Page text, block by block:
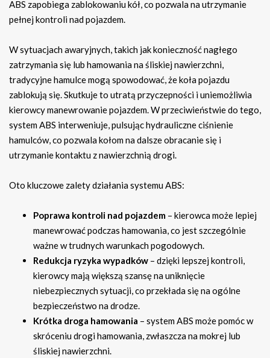
ABS zapobiega zablokowaniu kół, co pozwala na utrzymanie
pełnej kontroli nad pojazdem.
W sytuacjach awaryjnych, takich jak konieczność nagłego
zatrzymania się lub hamowania na śliskiej nawierzchni,
tradycyjne hamulce mogą spowodować, że koła pojazdu
zablokują się. Skutkuje to utratą przyczepności i uniemożliwia
kierowcy manewrowanie pojazdem. W przeciwieństwie do tego,
system ABS interweniuje, pulsując hydrauliczne ciśnienie
hamulców, co pozwala kołom na dalsze obracanie się i
utrzymanie kontaktu z nawierzchnią drogi.
Oto kluczowe zalety działania systemu ABS:
Poprawa kontroli nad pojazdem – kierowca może lepiej
manewrować podczas hamowania, co jest szczególnie
ważne w trudnych warunkach pogodowych.
Redukcja ryzyka wypadków – dzięki lepszej kontroli,
kierowcy mają większą szansę na uniknięcie
niebezpiecznych sytuacji, co przekłada się na ogólne
bezpieczeństwo na drodze.
Krótka droga hamowania – system ABS może pomóc w
skróceniu drogi hamowania, zwłaszcza na mokrej lub
śliskiej nawierzchni.